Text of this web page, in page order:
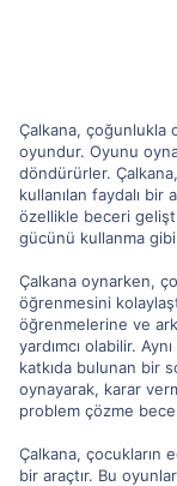
Çalkana, çoğunlukla
oyundur. Oyunu
döndürürler.
kullanılan faydalı bir
özellikle beceri
gücünü kullanma
Çalkana oynarken,
öğrenmesini
öğrenmelerine ve
yardımcı olabilir.
katkıda bulunan bir
oynayarak, karar
problem çözme
Çalkana, çocukların
bir araçtır. Bu